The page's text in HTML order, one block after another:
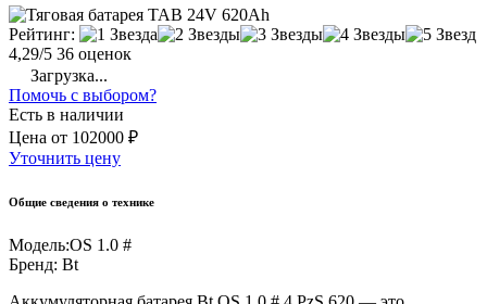
Рейтинг:
4,29/5 36 оценок
Загрузка...
Помочь с выбором?
Есть в наличии
Цена от 102000 ₽
Уточнить цену
Общие сведения о технике
Модель:OS 1.0 #
Бренд: Bt